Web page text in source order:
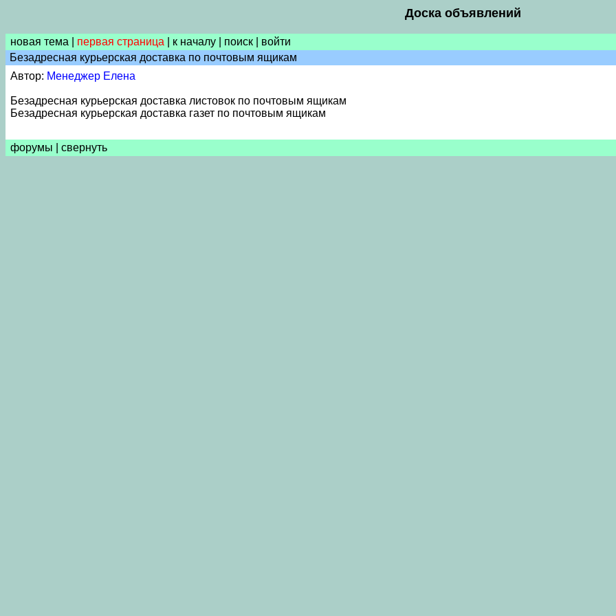
Доска объявлений
новая тема первая страница к началу поиск войти
Безадресная курьерская доставка по почтовым ящикам
Автор: Менеджер Елена
Безадресная курьерская доставка листовок по почтовым ящикам
Безадресная курьерская доставка газет по почтовым ящикам
форумы свернуть